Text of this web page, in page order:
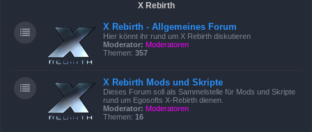
X Rebirth
X Rebirth - Allgemeines Forum
Hier könnt ihr rund um X Rebirth diskutieren
Moderator: Moderatoren
Themen: 357
X Rebirth Mods und Skripte
Dieses Forum soll als Sammelstelle für Mods und Skripte
rund um Egosofts X-Rebirth dienen.
Moderator: Moderatoren
Themen: 16